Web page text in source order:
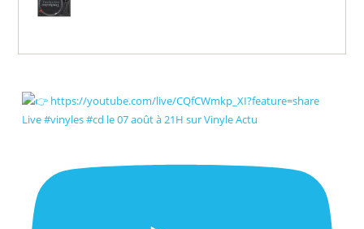
Live #vinyles #cd le 07 août à 21H sur Vinyle Actu